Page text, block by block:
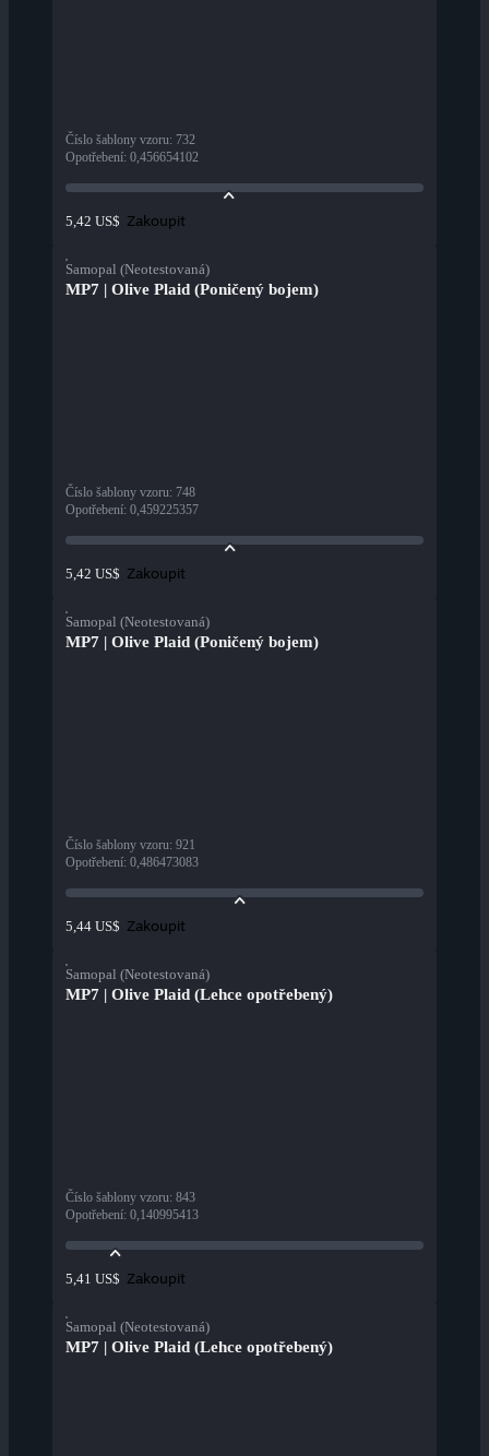
Číslo šablony vzoru: 732
Opotřebení: 0,456654102
5,42 US$ Zakoupit
Samopal (Neotestovaná)
MP7 | Olive Plaid (Poničený bojem)
Číslo šablony vzoru: 748
Opotřebení: 0,459225357
5,42 US$ Zakoupit
Samopal (Neotestovaná)
MP7 | Olive Plaid (Poničený bojem)
Číslo šablony vzoru: 921
Opotřebení: 0,486473083
5,44 US$ Zakoupit
Samopal (Neotestovaná)
MP7 | Olive Plaid (Lehce opotřebený)
Číslo šablony vzoru: 843
Opotřebení: 0,140995413
5,41 US$ Zakoupit
Samopal (Neotestovaná)
MP7 | Olive Plaid (Lehce opotřebený)